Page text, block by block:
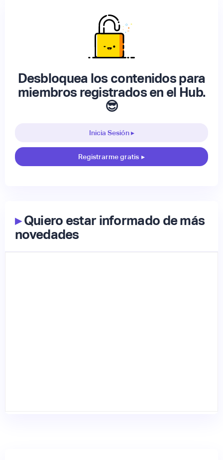
Desbloquea los contenidos para
miembros registrados en el Hub.
😎
Inicia Sesión ▸
Registrarme gratis ▸
▸Quiero estar informado de más
novedades